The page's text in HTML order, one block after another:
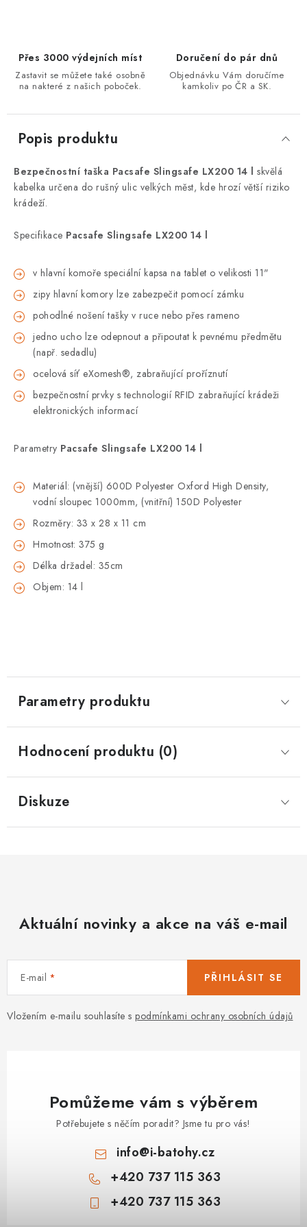
Přes 3000 výdejních míst
Zastavit se můžete také osobně
na nakteré z našich poboček.
Doručení do pár dnů
Objednávku Vám doručíme
kamkoliv po ČR a SK.
Popis produktu
Bezpečnostní taška Pacsafe Slingsafe LX200 14 l skvělá
kabelka určena do rušný ulic velkých měst, kde hrozí větší riziko
krádeží.
Specifikace Pacsafe Slingsafe LX200 14 l
v hlavní komoře speciální kapsa na tablet o velikosti 11"
zipy hlavní komory lze zabezpečit pomocí zámku
pohodlné nošení tašky v ruce nebo přes rameno
jedno ucho lze odepnout a připoutat k pevnému předmětu
(např. sedadlu)
ocelová síť eXomesh®, zabraňující proříznutí
bezpečnostní prvky s technologií RFID zabraňující krádeži
elektronických informací
Parametry Pacsafe Slingsafe LX200 14 l
Materiál: (vnější) 600D Polyester Oxford High Density,
vodní sloupec 1000mm, (vnitřní) 150D Polyester
Rozměry: 33 x 28 x 11 cm
Hmotnost: 375 g
Délka držadel: 35cm
Objem: 14 l
Parametry produktu
Hodnocení produktu (0)
Diskuze
Aktuální novinky a akce na váš e-mail
E-mail
Vložením e-mailu souhlasíte s podmínkami ochrany osobních údajů
PŘIHLÁSIT SE
Pomůžeme vám s výběrem
Potřebujete s něčím poradit? Jsme tu pro vás!
info@i-batohy.cz
+420 737 115 363
+420 737 115 363